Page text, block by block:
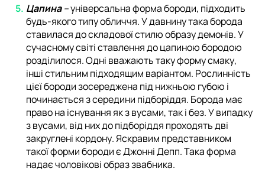
Цапина–універсальна форма бороди, підходить
будь-якого типу обличчя. У давнину така борода
ставилася до складової стилю образу демонів. У
сучасному світі ставлення до цапиною бородою
розділилося. Одні вважають таку форму смаку,
інші стильним підходящим варіантом. Рослинність
цієї бороди зосереджена під нижньою губою і
починається з середини підборіддя. Борода має
право на існування як з вусами, так і без. У випадку
з вусами, від них до підборіддя проходять дві
закруглені кордону. Яскравим представником
такої форми бороди є Джонні Депп. Така форма
надає чоловікові образ звабника.